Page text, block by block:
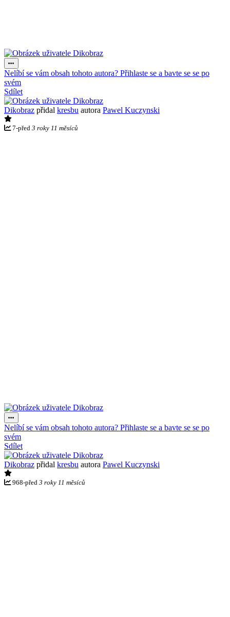
Nelíbí se vám obsah tohoto autora? Přihlaste se a bavte se se po
svém
Sdílet
Dikobraz přidal kresbu autora Pawel Kuczynski
7-před 3 roky 11 měsíců
Nelíbí se vám obsah tohoto autora? Přihlaste se a bavte se se po
svém
Sdílet
Dikobraz přidal kresbu autora Pawel Kuczynski
968-před 3 roky 11 měsíců